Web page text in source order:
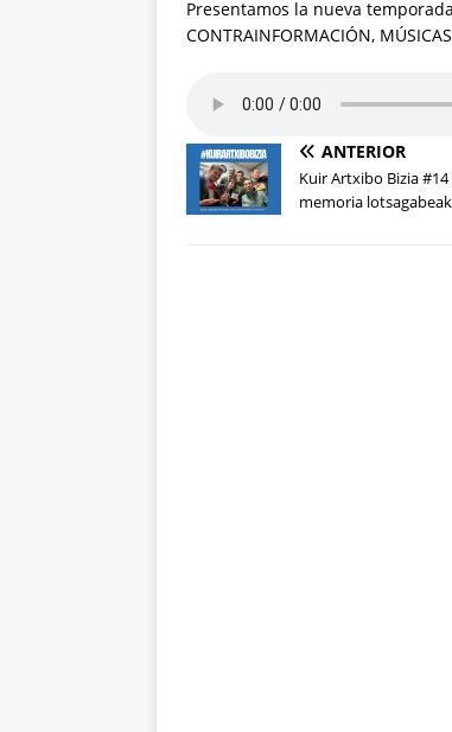
Presentamos la nueva
CONTRAINFORMACIÓN,
ANTERIOR
Kuir Artxibo Bizia
memoria lotsagabeak